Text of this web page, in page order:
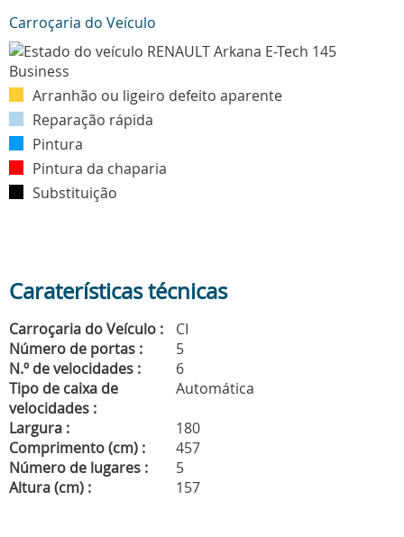
Carroçaria do Veículo
Arranhão ou ligeiro defeito aparente
Reparação rápida
Pintura
Pintura da chaparia
Substituição
Caraterísticas técnicas
Carroçaria do Veículo :
CI
Número de portas :
5
N.º de velocidades :
6
Tipo de caixa de
velocidades :
Automática
Largura :
180
Comprimento (cm) :
457
Número de lugares :
5
Altura (cm) :
157